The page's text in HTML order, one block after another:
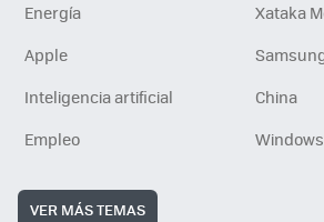
Energía
Xataka
Apple
Inteligencia artificial
China
Empleo
Windows
VER MÁS TEMAS